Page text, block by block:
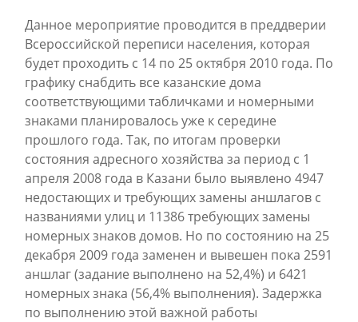
Данное мероприятие проводится в преддверии
Всероссийской переписи населения, которая
будет проходить с 14 по 25 октября 2010 года. По
графику снабдить все казанские дома
соответствующими табличками и номерными
знаками планировалось уже к середине
прошлого года. Так, по итогам проверки
состояния адресного хозяйства за период с 1
апреля 2008 года в Казани было выявлено 4947
недостающих и требующих замены аншлагов с
названиями улиц и 11386 требующих замены
номерных знаков домов. Но по состоянию на 25
декабря 2009 года заменен и вывешен пока 2591
аншлаг (задание выполнено на 52,4%) и 6421
номерных знака (56,4% выполнения). Задержка
по выполнению этой важной работы